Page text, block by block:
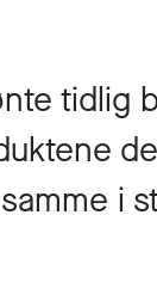
tidlig
i